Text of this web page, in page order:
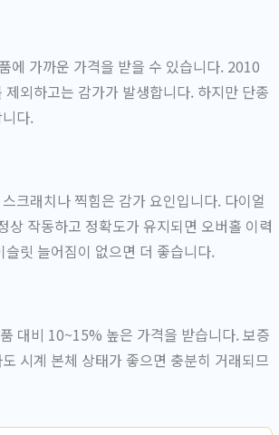
에 가까운 가격을 받을 수 있습니다. 2010
외하고는 감가가 발생합니다. 하지만 단종
다.
크래치나 찍힘은 감가 요인입니다. 다이얼
작동하고 정확도가 유지되면 오버홀 이력
릿 늘어짐이 없으면 더 좋습니다.
대비 10~15% 높은 가격을 받습니다. 보증
시계 본체 상태가 좋으면 충분히 거래되므